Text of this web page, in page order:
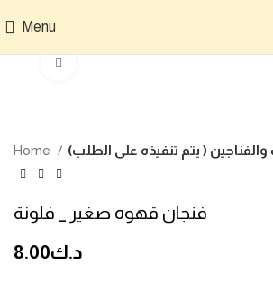
Menu
Home والفناجين ( يتم تنفيذه على الطلب)
فنجان قهوه صغير _ فلونة
د.ك8.00